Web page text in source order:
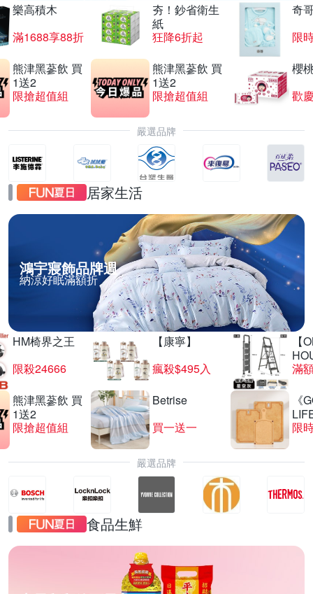
樂高積木
滿1688享88折
夯！鈔省衛生
紙
狂降6折起
奇
限
熊津黑蔘飲 買
1送2
限搶超值組
熊津黑蔘飲 買
1送2
限搶超值組
櫻
歡
嚴選品牌
居家生活
鴻宇寢飾品牌週
納涼好眠滿額折
HM椅界之王
限殺24666
【康寧】
瘋殺$495入
【
滿
熊津黑蔘飲 買
1送2
限搶超值組
Betrise
買一送一
《
限
嚴選品牌
食品生鮮